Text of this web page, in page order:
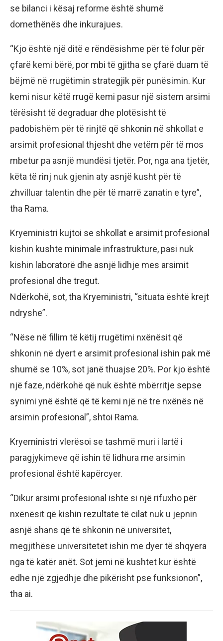
se bilanci i kësaj reforme është shumë
domethënës dhe inkurajues.
“Kjo është një ditë e rëndësishme për të folur për
çfarë kemi bërë, por mbi të gjitha se çfarë duam të
bëjmë në rrugëtimin strategjik për punësimin. Kur
kemi nisur këtë rrugë kemi pasur një sistem arsimi
tërësisht të degraduar dhe plotësisht të
padobishëm për të rinjtë që shkonin në shkollat e
arsimit profesional thjesht dhe vetëm për të mos
mbetur pa asnjë mundësi tjetër. Por, nga ana tjetër,
këta të rinj nuk gjenin aty asnjë kusht për të
zhvilluar talentin dhe për të marrë zanatin e tyre”,
tha Rama.
Kryeministri kujtoi se shkollat e arsimit profesional
kishin kushte minimale infrastrukture, pasi nuk
kishin laboratorë dhe asnjë lidhje mes arsimit
profesional dhe tregut.
Ndërkohë, sot, tha Kryeministri, “situata është krejt
ndryshe”.
“Nëse në fillim të këtij rrugëtimi nxënësit që
shkonin në dyert e arsimit profesional ishin pak më
shumë se 10%, sot janë thuajse 20%. Por kjo është
një faze, ndërkohë që nuk është mbërritje sepse
synimi ynë është që të kemi një në tre nxënës në
arsimin profesional”, shtoi Rama.
Kryeministri vlerësoi se tashmë muri i lartë i
paragjykimeve që ishin të lidhura me arsimin
profesional është kapërcyer.
“Dikur arsimi profesional ishte si një rifuxho për
nxënësit që kishin rezultate të cilat nuk u jepnin
asnjë shans që të shkonin në universitet,
megjithëse universitetet ishin me dyer të shqyera
nga të katër anët. Sot jemi në kushtet kur është
edhe një zgjedhje dhe pikërisht pse funksionon”,
tha ai.